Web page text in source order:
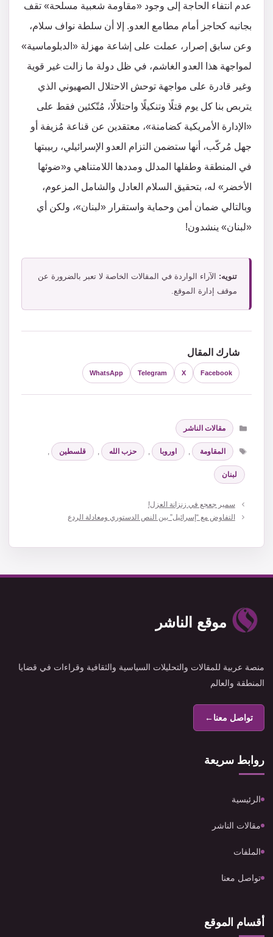
عدم انتفاء الحاجة إلى وجود «مقاومة شعبية مسلحة» تقف
بجانبه كحاجز أمام مطامع العدو. إلا أن سلطة نواف سلام،
وعن سابق إصرار، عملت على إشاعة مهزلة «الدبلوماسية»
لمواجهة هذا العدو الغاشم، في ظل دولة ما زالت غير قوية
وغير قادرة على مواجهة توحش الاحتلال الصهيوني الذي
يتربص بنا كل يوم قتلًا وتنكيلًا واحتلالًا، مُتّكئين فقط على
«الإدارة الأمريكية كضامنة»، معتقدين عن قناعة مُزيفة أو
جهل مُركّب، أنها ستضمن التزام العدو الإسرائيلي، ربيبتها
في المنطقة وطفلها المدلل ومددها اللامتناهي و«ضوئها
الأخضر» له، بتحقيق السلام العادل والشامل المزعوم،
وبالتالي ضمان أمن وحماية واستقرار «لبنان»، ولكن أي
«لبنان» ينشدون!
تنويه: الآراء الواردة في المقالات الخاصة لا تعبر بالضرورة عن
موقف إدارة الموقع.
شارك المقال
Facebook
X
Telegram
WhatsApp
التصنيفات
مقالات الناشر
الوسوم
المقاومة , اوروبا , حزب الله , قلسطين ,
لبنان
سمير جعجع في زنزانة العزل!
التفاوض مع “إسرائيل” بين النص الدستوري ومعادلة الردع
موقع الناشر
منصة عربية للمقالات والتحليلات السياسية والثقافية وقراءات في قضايا
المنطقة والعالم
تواصل معنا←
روابط سريعة
الرئيسية
مقالات الناشر
الملفات
تواصل معنا
أقسام الموقع